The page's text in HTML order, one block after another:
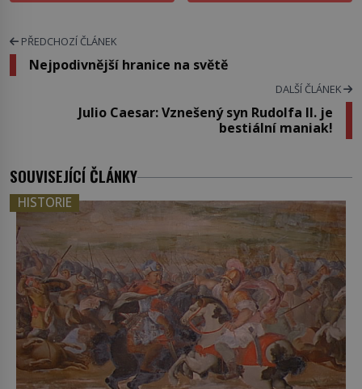
PŘEDCHOZÍ ČLÁNEK
Nejpodivnější hranice na světě
DALŠÍ ČLÁNEK
Julio Caesar: Vznešený syn Rudolfa II. je
bestiální maniak!
SOUVISEJÍCÍ ČLÁNKY
HISTORIE